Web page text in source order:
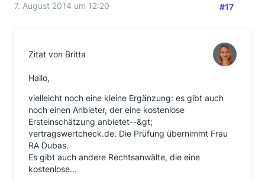
7. August 2014 um 12:20 #17
Zitat von Britta
Hallo,
vielleicht noch eine kleine Ergänzung: es gibt auch
noch einen Anbieter, der eine kostenlose
Ersteinschätzung anbietet--&gt;
vertragswertcheck.de. Die Prüfung übernimmt Frau
RA Dubas.
Es gibt auch andere Rechtsanwälte, die eine
kostenlose…